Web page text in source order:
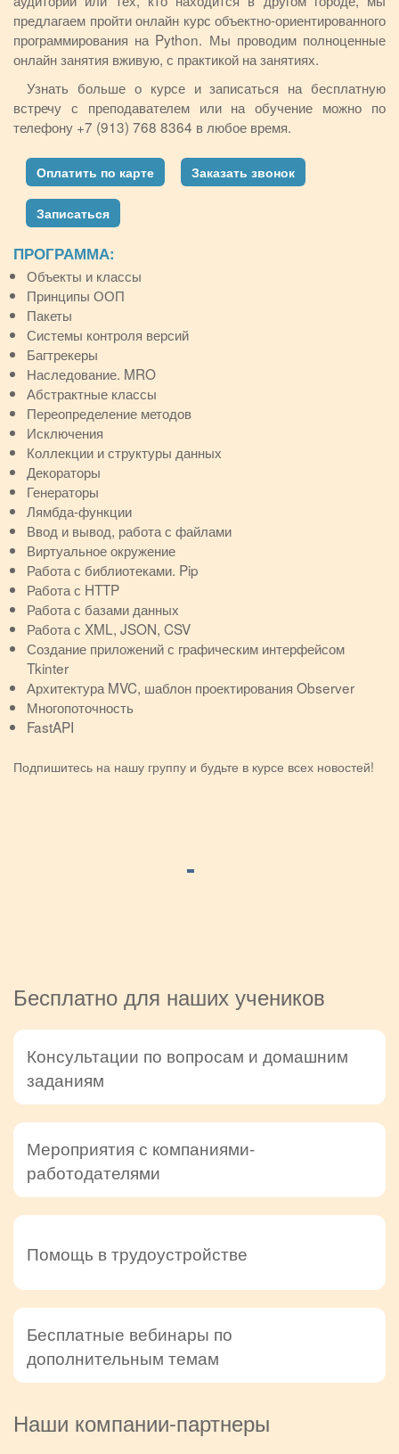
предлагаем пройти онлайн курс объектно-ориентированного
программирования на Python. Мы проводим полноценные
онлайн занятия вживую, с практикой на занятиях.
Узнать больше о курсе и записаться на бесплатную
встречу с преподавателем или на обучение можно по
телефону +7 (913) 768 8364 в любое время.
Оплатить по карте Заказать звонок
Записаться
ПРОГРАММА:
Объекты и классы
Принципы ООП
Пакеты
Системы контроля версий
Багтрекеры
Наследование. MRO
Абстрактные классы
Переопределение методов
Исключения
Коллекции и структуры данных
Декораторы
Генераторы
Лямбда-функции
Ввод и вывод, работа с файлами
Виртуальное окружение
Работа с библиотеками. Pip
Работа с HTTP
Работа с базами данных
Работа с XML, JSON, CSV
Создание приложений с графическим интерфейсом
Tkinter
Архитектура MVC, шаблон проектирования Observer
Многопоточность
FastAPI
Подпишитесь на нашу группу и будьте в курсе всех новостей!
Бесплатно для наших учеников
Консультации по вопросам и домашним
заданиям
Мероприятия с компаниями-
работодателями
Помощь в трудоустройстве
Бесплатные вебинары по
дополнительным темам
Наши компании-партнеры